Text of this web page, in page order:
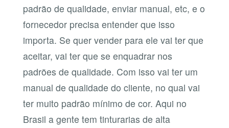
padrão de qualidade, enviar manual, etc, e o
fornecedor precisa entender que isso
importa. Se quer vender para ele vai ter que
aceitar, vai ter que se enquadrar nos
padrões de qualidade. Com isso vai ter um
manual de qualidade do cliente, no qual vai
ter muito padrão mínimo de cor. Aqui no
Brasil a gente tem tinturarias de alta